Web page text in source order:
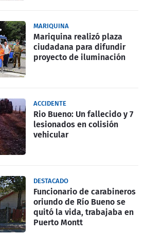
MARIQUINA
Mariquina realizó plaza
ciudadana para difundir
proyecto de iluminación
ACCIDENTE
Rio Bueno: Un fallecido y 7
lesionados en colisión
vehicular
DESTACADO
Funcionario de carabineros
oriundo de Río Bueno se
quitó la vida, trabajaba en
Puerto Montt